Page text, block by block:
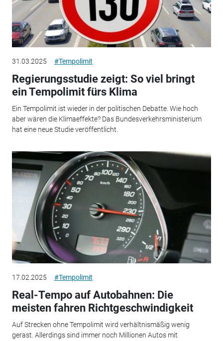
31.03.2025 #Tempolimit
Regierungsstudie zeigt: So viel bringt
ein Tempolimit fürs Klima
Ein Tempolimit ist wieder in der politischen Debatte. Wie hoch
aber wären die Klimaeffekte? Das Bundesverkehrsministerium
hat eine neue Studie veröffentlicht.
17.02.2025 #Tempolimit
Real-Tempo auf Autobahnen: Die
meisten fahren Richtgeschwindigkeit
Auf Strecken ohne Tempolimit wird verhältnismäßig wenig
gerast. Allerdings sind immer noch Millionen Autos mit